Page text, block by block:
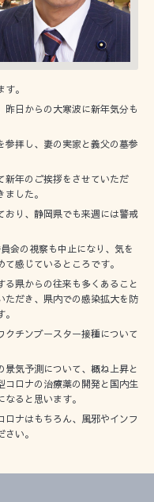
。
日からの大寒波に新年気分も
参拝し、妻の実家と義父の墓参
新年のご挨拶をさせていただ
した。
おり、静岡県でも来週には警戒
会の視察も中止になり、気を
感じているところです。
県からの往来も多くあること
ただき、県内での感染拡大を防
クチンブースター接種について
気予測について、概ね上昇と
コロナの治療薬の開発と国内生
ると思います。
ナはもちろん、風邪やインフ
い。